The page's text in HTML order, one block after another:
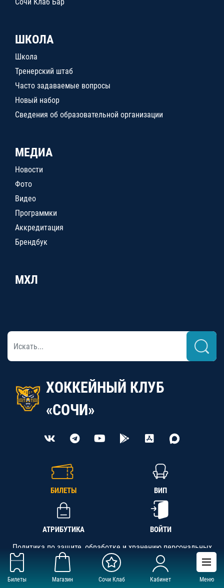
Билеты Магазин Сочи Клаб Кабинет Меню
ШКОЛА
Школа
Тренерский штаб
Часто задаваемые вопросы
Новый набор
Сведения об образовательной организации
МЕДИА
Новости
Фото
Видео
Программки
Аккредитация
Брендбук
МХЛ
ХОККЕЙНЫЙ КЛУБ
«СОЧИ»
БИЛЕТЫ ВИП
АТРИБУТИКА ВОЙТИ
Политика по защите, обработке и хранению персональных
данных
АНО «СК «Кубань-Регион», ОГРН 1142300002349,